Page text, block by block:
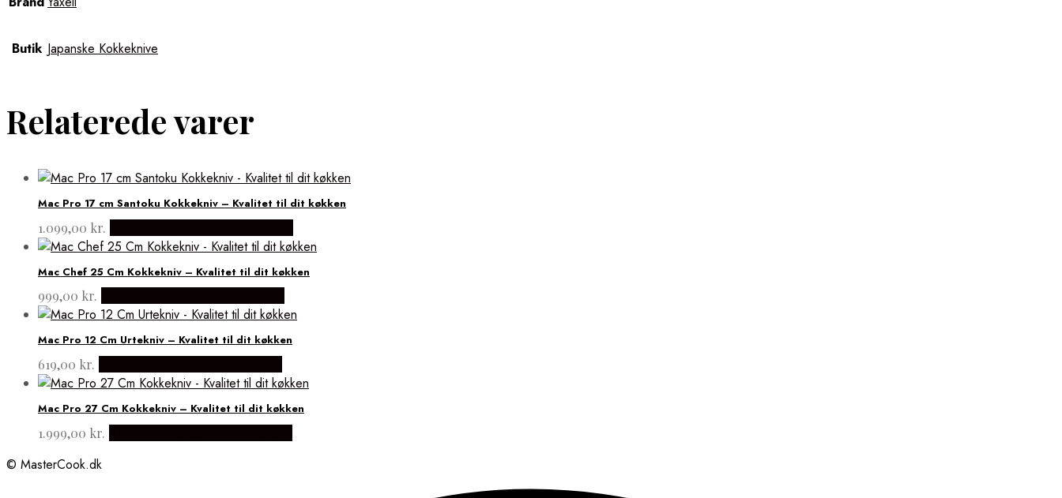
Butik Japanske Kokkeknive
Relaterede varer
Mac Pro 17 cm Santoku Kokkekniv – Kvalitet til dit køkken
1.099,00 kr.
Mac Chef 25 Cm Kokkekniv – Kvalitet til dit køkken
999,00 kr.
Mac Pro 12 Cm Urtekniv – Kvalitet til dit køkken
619,00 kr.
Mac Pro 27 Cm Kokkekniv – Kvalitet til dit køkken
1.999,00 kr.
© MasterCook.dk